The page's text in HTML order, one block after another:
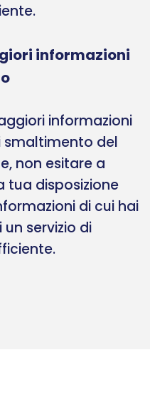
informazioni
informazioni
smaltimento del
non esitare a
tua disposizione
di cui hai
servizio di